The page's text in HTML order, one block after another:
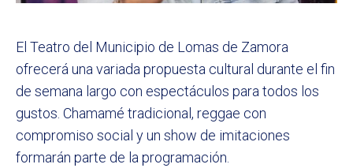
El Teatro del Municipio de Lomas de Zamora
ofrecerá una variada propuesta cultural durante el fin
de semana largo con espectáculos para todos los
gustos. Chamamé tradicional, reggae con
compromiso social y un show de imitaciones
formarán parte de la programación.